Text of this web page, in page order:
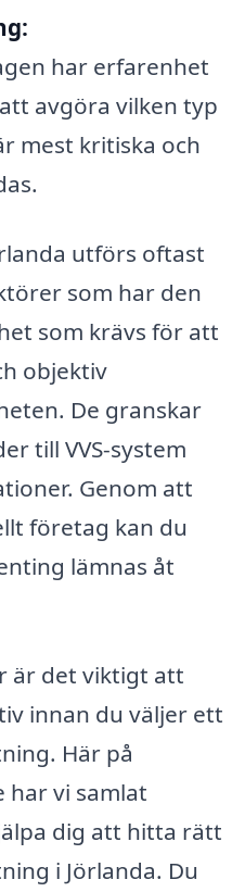
har erfarenhet
avgöra vilken typ
mest kritiska och
utförs oftast
som har den
som krävs för att
objektiv
De granskar
till VVS-system
Genom att
företag kan du
lämnas åt
är det viktigt att
innan du väljer ett
Här på
har vi samlat
dig att hitta rätt
i Jörlanda. Du